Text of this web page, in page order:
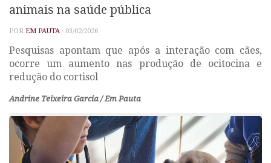
animais na saúde pública
POR EM PAUTA · 03/02/2026
Pesquisas apontam que após a interação com cães,
ocorre um aumento nas produção de ocitocina e
redução do cortisol
Andrine Teixeira Garcia / Em Pauta